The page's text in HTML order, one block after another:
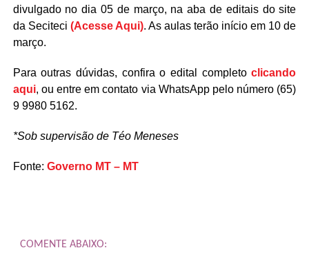
divulgado no dia 05 de março, na aba de editais do site
da Seciteci (Acesse Aqui). As aulas terão início em 10 de
março.
Para outras dúvidas, confira o edital completoclicando
aqui, ou entre em contato via WhatsApp pelo número (65)
9 9980 5162.
*Sob supervisão de Téo Meneses
Fonte: Governo MT – MT
COMENTE ABAIXO: